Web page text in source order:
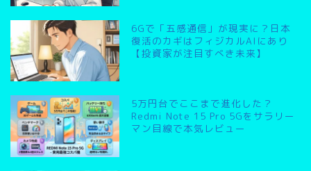
6Gで「五感通信」が現実に？日本
復活のカギはフィジカルAIにあり
【投資家が注目すべき未来】
5万円台でここまで進化した？
Redmi Note 15 Pro 5Gをサラリー
マン目線で本気レビュー